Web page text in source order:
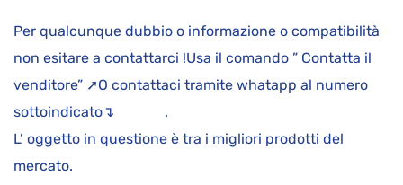
Per qualcunque dubbio o informazione o compatibilità
non esitare a contattarci !Usa il comando ” Contatta il
venditore” ➚O contattaci tramite whatapp al numero
sottoindicato↴ .
L’ oggetto in questione è tra i migliori prodotti del
mercato.